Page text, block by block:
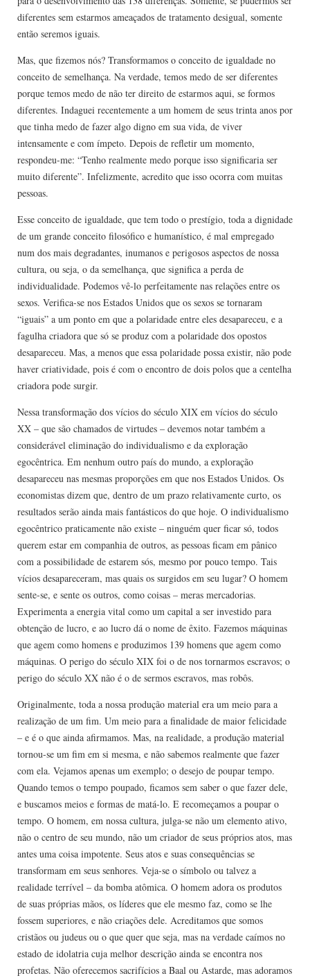
diferentes sem estarmos ameaçados de tratamento desigual, somente
então seremos iguais.
Mas, que fizemos nós? Transformamos o conceito de igualdade no
conceito de semelhança. Na verdade, temos medo de ser diferentes
porque temos medo de não ter direito de estarmos aqui, se formos
diferentes. Indaguei recentemente a um homem de seus trinta anos por
que tinha medo de fazer algo digno em sua vida, de viver
intensamente e com ímpeto. Depois de refletir um momento,
respondeu-me: “Tenho realmente medo porque isso significaria ser
muito diferente”. Infelizmente, acredito que isso ocorra com muitas
pessoas.
Esse conceito de igualdade, que tem todo o prestígio, toda a dignidade
de um grande conceito filosófico e humanístico, é mal empregado
num dos mais degradantes, inumanos e perigosos aspectos de nossa
cultura, ou seja, o da semelhança, que significa a perda de
individualidade. Podemos vê-lo perfeitamente nas relações entre os
sexos. Verifica-se nos Estados Unidos que os sexos se tornaram
“iguais” a um ponto em que a polaridade entre eles desapareceu, e a
fagulha criadora que só se produz com a polaridade dos opostos
desapareceu. Mas, a menos que essa polaridade possa existir, não pode
haver criatividade, pois é com o encontro de dois polos que a centelha
criadora pode surgir.
Nessa transformação dos vícios do século XIX em vícios do século
XX – que são chamados de virtudes – devemos notar também a
considerável eliminação do individualismo e da exploração
egocêntrica. Em nenhum outro país do mundo, a exploração
desapareceu nas mesmas proporções em que nos Estados Unidos. Os
economistas dizem que, dentro de um prazo relativamente curto, os
resultados serão ainda mais fantásticos do que hoje. O individualismo
egocêntrico praticamente não existe – ninguém quer ficar só, todos
querem estar em companhia de outros, as pessoas ficam em pânico
com a possibilidade de estarem sós, mesmo por pouco tempo. Tais
vícios desapareceram, mas quais os surgidos em seu lugar? O homem
sente-se, e sente os outros, como coisas – meras mercadorias.
Experimenta a energia vital como um capital a ser investido para
obtenção de lucro, e ao lucro dá o nome de êxito. Fazemos máquinas
que agem como homens e produzimos 139 homens que agem como
máquinas. O perigo do século XIX foi o de nos tornarmos escravos; o
perigo do século XX não é o de sermos escravos, mas robôs.
Originalmente, toda a nossa produção material era um meio para a
realização de um fim. Um meio para a finalidade de maior felicidade
– e é o que ainda afirmamos. Mas, na realidade, a produção material
tornou-se um fim em si mesma, e não sabemos realmente que fazer
com ela. Vejamos apenas um exemplo; o desejo de poupar tempo.
Quando temos o tempo poupado, ficamos sem saber o que fazer dele,
e buscamos meios e formas de matá-lo. E recomeçamos a poupar o
tempo. O homem, em nossa cultura, julga-se não um elemento ativo,
não o centro de seu mundo, não um criador de seus próprios atos, mas
antes uma coisa impotente. Seus atos e suas consequências se
transformam em seus senhores. Veja-se o símbolo ou talvez a
realidade terrível – da bomba atômica. O homem adora os produtos
de suas próprias mãos, os líderes que ele mesmo faz, como se lhe
fossem superiores, e não criações dele. Acreditamos que somos
cristãos ou judeus ou o que quer que seja, mas na verdade caímos no
estado de idolatria cuja melhor descrição ainda se encontra nos
profetas. Não oferecemos sacrifícios a Baal ou Astarde, mas adoramos